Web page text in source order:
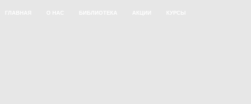
ГЛАВНАЯ О НАС БИБЛИОТЕКА АКЦИИ КУРСЫ